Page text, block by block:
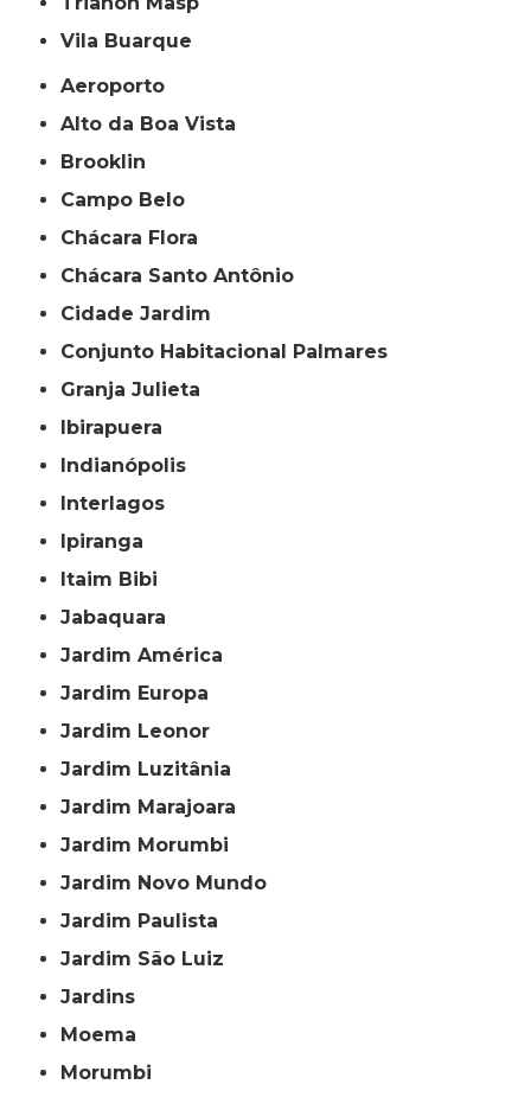
Vila Buarque
Aeroporto
Alto da Boa Vista
Brooklin
Campo Belo
Chácara Flora
Chácara Santo Antônio
Cidade Jardim
Conjunto Habitacional Palmares
Granja Julieta
Ibirapuera
Indianópolis
Interlagos
Ipiranga
Itaim Bibi
Jabaquara
Jardim América
Jardim Europa
Jardim Leonor
Jardim Luzitânia
Jardim Marajoara
Jardim Morumbi
Jardim Novo Mundo
Jardim Paulista
Jardim São Luiz
Jardins
Moema
Morumbi